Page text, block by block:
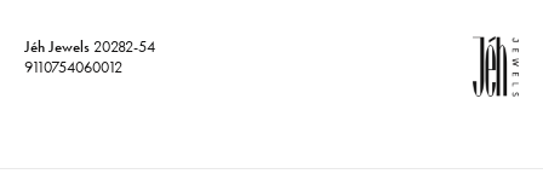
Jéh Jewels 20282-54
9110754060012